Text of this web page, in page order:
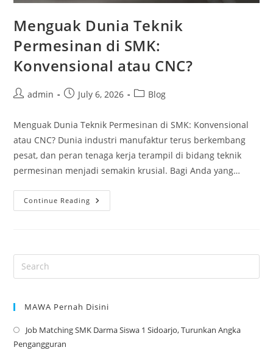
Menguak Dunia Teknik
Permesinan di SMK:
Konvensional atau CNC?
Postadmin
PostJuly 6, 2026
PostBlog
Menguak Dunia Teknik Permesinan di SMK: Konvensional
atau CNC? Dunia industri manufaktur terus berkembang
pesat, dan peran tenaga kerja terampil di bidang teknik
permesinan menjadi semakin krusial. Bagi Anda yang…
Continue Reading Menguak
Dunia
MAWA Pernah Disini
Job Matching SMK Darma Siswa 1 Sidoarjo, Turunkan Angka
Pengangguran